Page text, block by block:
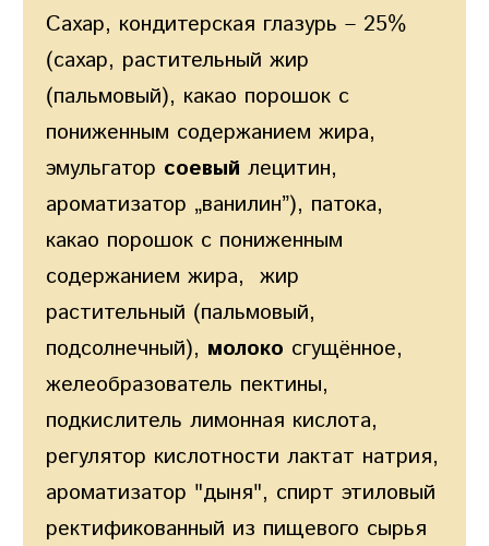
Cахар, кондитерская глазурь – 25%
(сахар, растительный жир
(пальмовый), какао порошок с
пониженным содержанием жира,
эмульгатор соевый лецитин,
ароматизатор „ванилин”), патока,
какао порошок с пониженным
содержанием жира, жир
растительный (пальмовый,
подсолнечный), молоко сгущённое,
желеобразователь пектины,
подкислитель лимонная кислота,
регулятор кислотности лактат натрия,
ароматизатор "дыня", спирт этиловый
ректификованный из пищевого сырья